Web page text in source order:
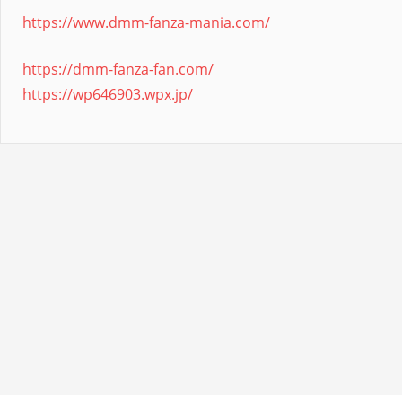
https://www.dmm-fanza-mania.com/
https://dmm-fanza-fan.com/
https://wp646903.wpx.jp/